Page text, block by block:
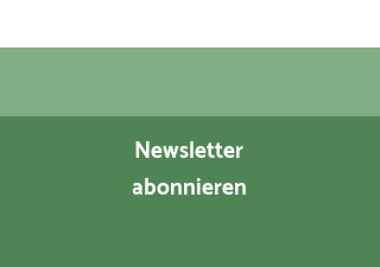
Newsletter
abonnieren